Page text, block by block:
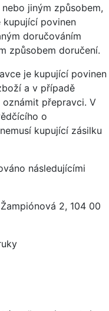
jiným způsobem,
kupující povinen
doručováním
způsobem doručení.
je kupující povinen
a v případě
přepravci. V
o
kupující zásilku
následujícími
2, 104 00